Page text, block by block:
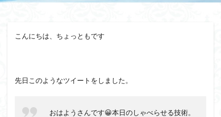
こんにちは、ちょっともです
先日このようなツイートをしました。
おはようさんです😀本日のしゃべらせる技術。
パイセン質問法
オンライン会議
しゃべらせるラジオ
しゃべらせるテンプレ
会話の声色
会話引き出し力
会話ツール